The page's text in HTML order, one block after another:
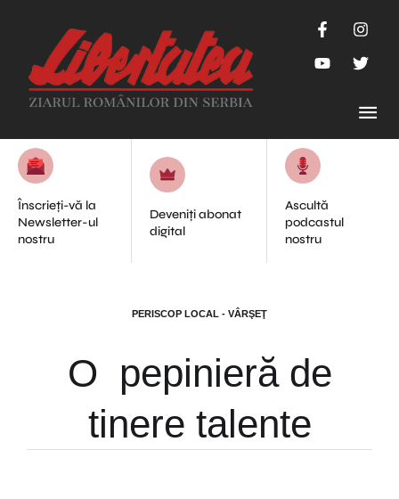
Înscrieți-vă la
Newsletter-ul
nostru
Deveniți abonat
digital
Ascultă
podcastul
nostru
PERISCOP LOCAL - VÂRŞEŢ
O pepinieră de
tinere talente